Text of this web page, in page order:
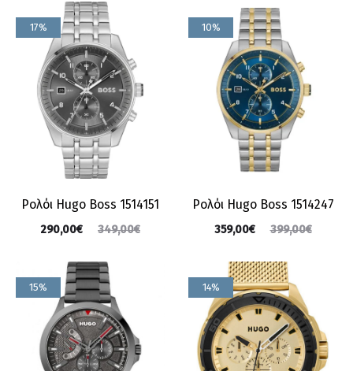
17%
Ρολόι Hugo Boss 1514151
349,00€
290,00€
10%
Ρολόι Hugo Boss 1514247
399,00€
359,00€
15% 14%